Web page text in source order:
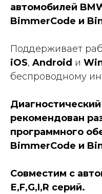
автомобилей
BimmerCode и
Поддерживает
iOS, Android и
беспроводному
рекомендован
программного
BimmerCode и
Совместим с
Е,F,G,I,R серий.